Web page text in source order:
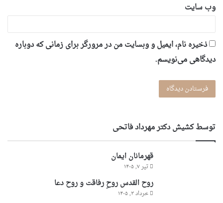
وب‌ سایت
ذخیره نام، ایمیل و وبسایت من در مرورگر برای زمانی که دوباره
دیدگاهی می‌نویسم.
توسط کشیش دکتر مهرداد فاتحی
قهرمانان ایمان
تیر ۷, ۱۴۰۵
روح القدس روحِ رفاقت و روح دعا
خرداد ۳, ۱۴۰۵